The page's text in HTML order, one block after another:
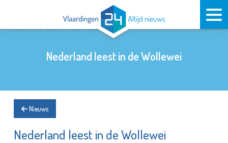
Nederland leest in de Wollewei
Nieuws
Nederland leest in de Wollewei